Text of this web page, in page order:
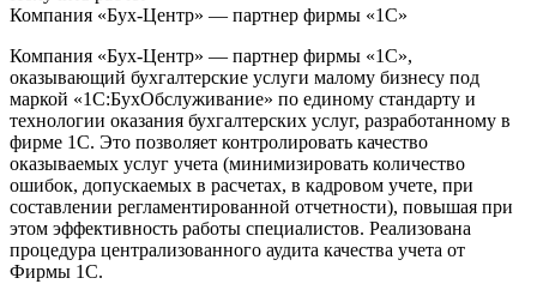
Компания «Бух-Центр» — партнер фирмы «1С»
Компания «Бух-Центр» — партнер фирмы «1С»,
оказывающий бухгалтерские услуги малому бизнесу под
маркой «1С:БухОбслуживание» по единому стандарту и
технологии оказания бухгалтерских услуг, разработанному в
фирме 1С. Это позволяет контролировать качество
оказываемых услуг учета (минимизировать количество
ошибок, допускаемых в расчетах, в кадровом учете, при
составлении регламентированной отчетности), повышая при
этом эффективность работы специалистов. Реализована
процедура централизованного аудита качества учета от
Фирмы 1С.